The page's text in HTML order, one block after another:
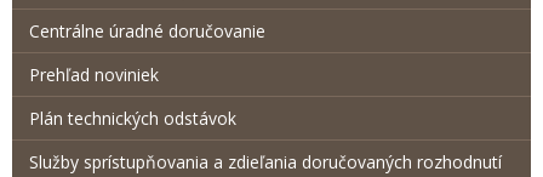
Centrálne úradné doručovanie
Prehľad noviniek
Plán technických odstávok
Služby sprístupňovania a zdieľania doručovaných rozhodnutí